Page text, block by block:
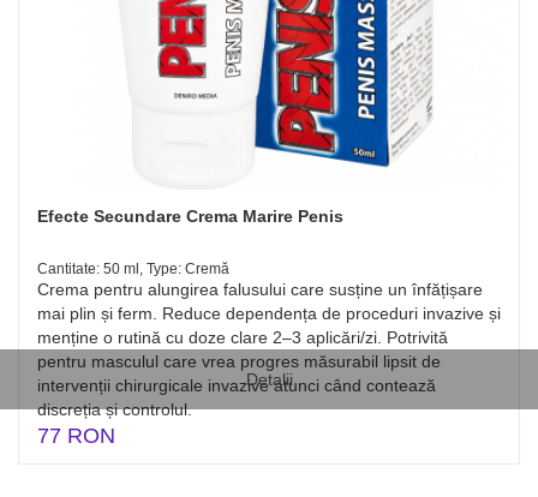
Detalii
Efecte Secundare Crema Marire Penis
Cantitate: 50 ml, Type: Cremă
Crema pentru alungirea falusului care susține un înfățișare
mai plin și ferm. Reduce dependența de proceduri invazive și
menține o rutină cu doze clare 2–3 aplicări/zi. Potrivită
pentru masculul care vrea progres măsurabil lipsit de
intervenții chirurgicale invazive atunci când contează
discreția și controlul.
77 RON